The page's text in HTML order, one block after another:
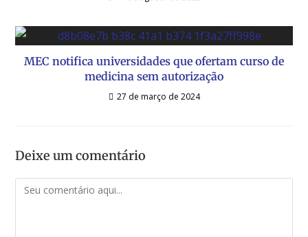
MEC notifica universidades que ofertam curso de
medicina sem autorização
27 de março de 2024
Deixe um comentário